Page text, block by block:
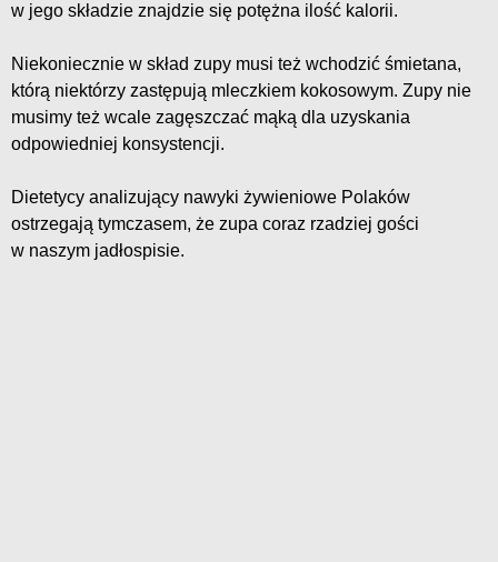
w jego składzie znajdzie się potężna ilość kalorii.
Niekoniecznie w skład zupy musi też wchodzić śmietana,
którą niektórzy zastępują mleczkiem kokosowym. Zupy nie
musimy też wcale zagęszczać mąką dla uzyskania
odpowiedniej konsystencji.
Dietetycy analizujący nawyki żywieniowe Polaków
ostrzegają tymczasem, że zupa coraz rzadziej gości
w naszym jadłospisie.